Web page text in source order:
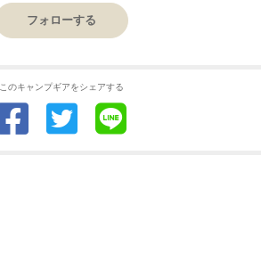
フォローする
このキャンプギアをシェアする